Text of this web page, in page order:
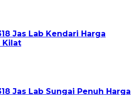
Jas Lab Kendari Harga
Kilat
Jas Lab Sungai Penuh Harga